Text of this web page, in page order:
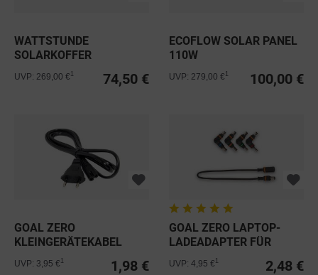
WATTSTUNDE
SOLARKOFFER
WS100SUL ULTRALIGHT
100W...
74,50 €
UVP: 269,00 € 1
ECOFLOW SOLAR PANEL
110W
100,00 €
UVP: 279,00 € 1
GOAL ZERO
KLEINGERÄTEKABEL
NETZKABEL 2-POLIG...
1,98 €
UVP: 3,95 € 1
GOAL ZERO LAPTOP-
LADEADAPTER FÜR
2,48 €
UVP: 4,95 € 1